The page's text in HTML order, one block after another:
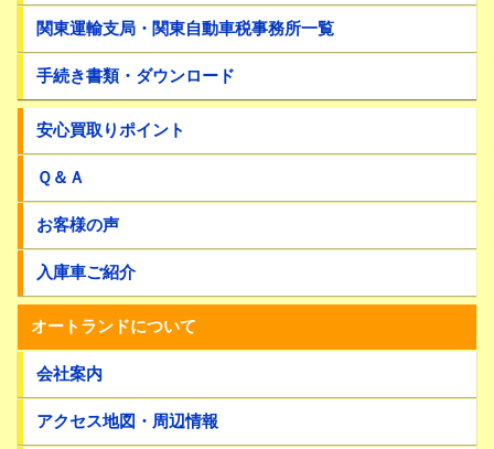
関東運輸支局・関東自動車税事務所一覧
手続き書類・ダウンロード
安心買取りポイント
Ｑ＆Ａ
お客様の声
入庫車ご紹介
オートランドについて
会社案内
アクセス地図・周辺情報